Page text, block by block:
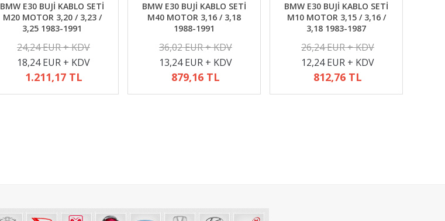
BMW E30 BUJİ KABLO SETİ
M20 MOTOR 3,20 / 3,23 /
3,25 1983-1991
24,24 EUR + KDV
18,24 EUR + KDV
1.211,17 TL
BMW E30 BUJİ KABLO SETİ
M40 MOTOR 3,16 / 3,18
1988-1991
36,02 EUR + KDV
13,24 EUR + KDV
879,16 TL
BMW E30 BUJİ KABLO SETİ
M10 MOTOR 3,15 / 3,16 /
3,18 1983-1987
26,24 EUR + KDV
12,24 EUR + KDV
812,76 TL